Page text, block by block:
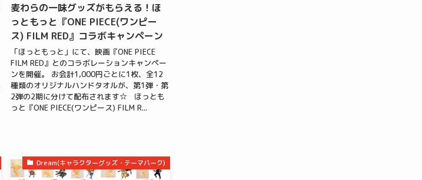
麦わらの一味グッズがもらえる！ほ
っともっと『ONE PIECE(ワンピー
ス) FILM RED』コラボキャンペーン
「ほっともっと」にて、映画『ONE PIECE
FILM RED』とのコラボレーションキャンペー
ンを開催。 お会計1,000円ごとに1枚、全12
種類のオリジナルハンドタオルが、第1弾・第
2弾の2期に分けて配布されます☆ ほっとも
っと『ONE PIECE(ワンピース) FILM R...
Dream(キャラクターグッズ・テーマパーク)